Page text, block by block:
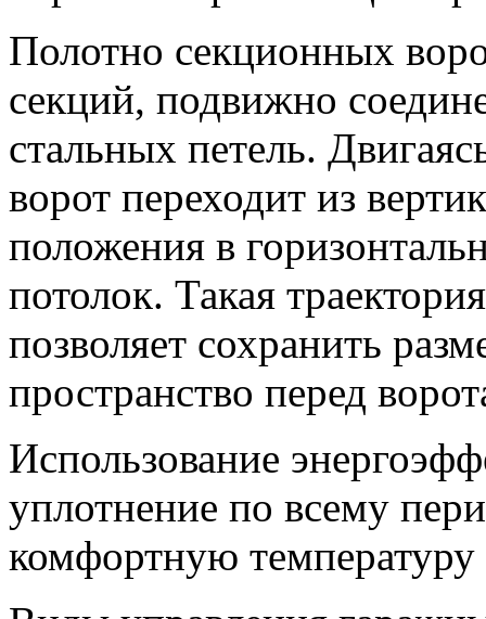
Полотно секционных
секций, подвижно
стальных петель.
ворот переходит из
положения в
потолок. Такая
позволяет сохранить
пространство перед
Использование
уплотнение по всему
комфортную температуру